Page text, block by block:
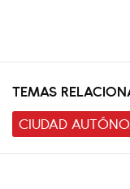
TEMAS
CIUDAD